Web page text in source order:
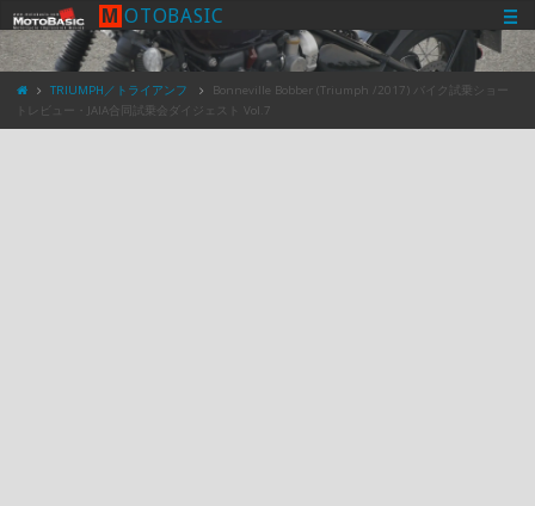
M OTOBASIC
TRIUMPH／トライアンフ
Bonneville Bobber (Triumph /2017) バイク試乗ショー
トレビュー・JAIA合同試乗会ダイジェスト Vol.7